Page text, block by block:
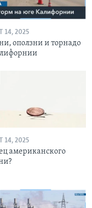
14, 2025
оползни и торнадо
14, 2025
американского